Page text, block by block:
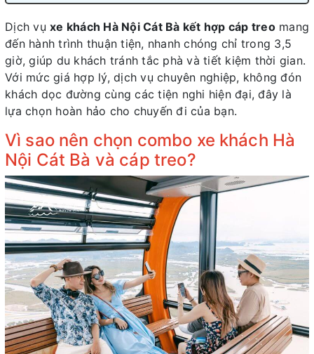
Dịch vụ xe khách Hà Nội Cát Bà kết hợp cáp treomang
đến hành trình thuận tiện, nhanh chóng chỉ trong 3,5
giờ, giúp du khách tránh tắc phà và tiết kiệm thời gian.
Với mức giá hợp lý, dịch vụ chuyên nghiệp, không đón
khách dọc đường cùng các tiện nghi hiện đại, đây là
lựa chọn hoàn hảo cho chuyến đi của bạn.
Vì sao nên chọn combo xe khách Hà
Nội Cát Bà và cáp treo?